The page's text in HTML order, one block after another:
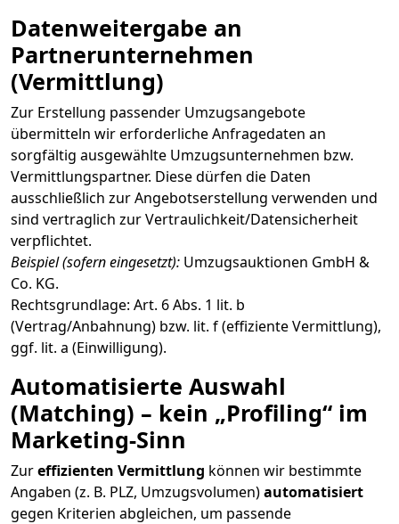
Datenweitergabe an
Partnerunternehmen
(Vermittlung)
Zur Erstellung passender Umzugsangebote
übermitteln wir erforderliche Anfragedaten an
sorgfältig ausgewählte Umzugsunternehmen bzw.
Vermittlungspartner. Diese dürfen die Daten
ausschließlich zur Angebotserstellung verwenden und
sind vertraglich zur Vertraulichkeit/Datensicherheit
verpflichtet.
Beispiel (sofern eingesetzt): Umzugsauktionen GmbH &
Co. KG.
Rechtsgrundlage: Art. 6 Abs. 1 lit. b
(Vertrag/Anbahnung) bzw. lit. f (effiziente Vermittlung),
ggf. lit. a (Einwilligung).
Automatisierte Auswahl
(Matching) – kein „Profiling“ im
Marketing-Sinn
Zureffizienten Vermittlung können wir bestimmte
Angaben (z. B. PLZ, Umzugsvolumen)automatisiert
gegen Kriterien abgleichen, um passende